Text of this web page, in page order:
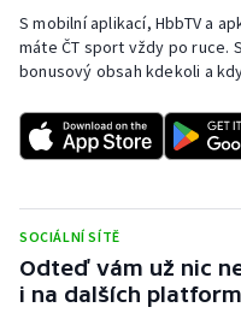
Moderní pětiboj
Motorsport
Parasport
Plavání
S mobilní aplikací, HbbTV a
máte ČT sport vždy po ruce.
bonusový obsah kdekoli a
SOCIÁLNÍ SÍTĚ
Odteď vám už nic
i na dalších